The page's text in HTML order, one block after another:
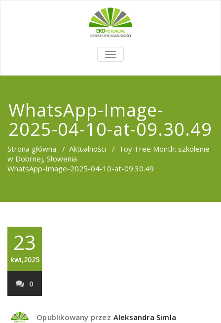
TOGGLE
NAVIGATION
WhatsApp-Image-
2025-04-10-at-09.30.49
Strona główna / Aktualności / Toy-Free Month: szkolenie
w Dobrnej, Słowenia
WhatsApp-Image-2025-04-10-at-09.30.49
23
kwi,2025
0
Opublikowany przez Aleksandra Simla